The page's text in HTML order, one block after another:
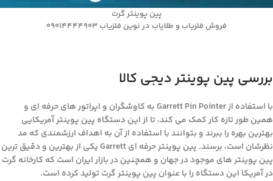
پین پوینتر گرت
فروش فلزیاب و طلایاب در نوین فلزیاب 09014444903
بررسی پین پوینتر دیجی کالا
با استفاده از Garrett Pin Pointer به کاوشگران و اپراتور های حرفه ای و
همین طور تازه کار کمک می کند، تا از این دستگاه پین پوینتر آمریکایی
بهترین بهره را ببرند و بتوانند با استفاده از آن به اهداف ارزشمندی که مد
نظرشان است، برسند. پین پوینتر حرفه ای Garrett یکی از بهترین و دقیق ترین
پین پوینتر های موجود در جهان و همچنین در بازار ایران است که کارخانه گرت
در آمریکا این دستگاه را با عنوان پین پوینتر گرت تولید کرده است.